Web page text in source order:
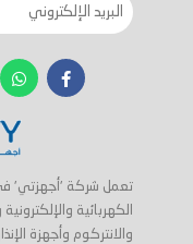
تعمل شركة 'أجهزتي' في
الكهربائية
والانتركوم وأجهزة